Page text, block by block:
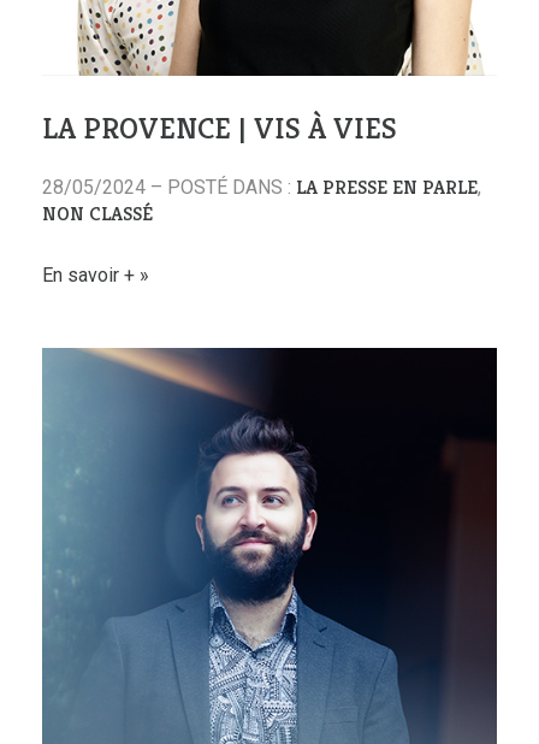
LA PROVENCE | VIS À VIES
28/05/2024 – POSTÉ DANS : LA PRESSE EN PARLE,
NON CLASSÉ
En savoir +